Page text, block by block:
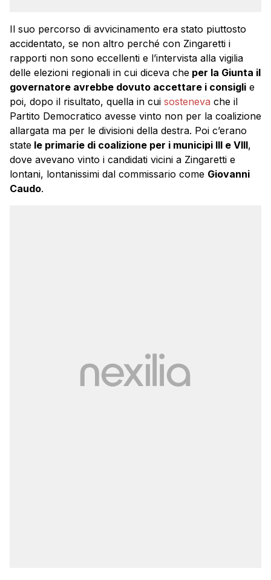
Il suo percorso di avvicinamento era stato piuttosto
accidentato, se non altro perché con Zingaretti i
rapporti non sono eccellenti e l’intervista alla vigilia
delle elezioni regionali in cui diceva che per la Giunta il
governatore avrebbe dovuto accettare i consigli e
poi, dopo il risultato, quella in cui sosteneva che il
Partito Democratico avesse vinto non per la coalizione
allargata ma per le divisioni della destra. Poi c’erano
state le primarie di coalizione per i municipi III e VIII,
dove avevano vinto i candidati vicini a Zingaretti e
lontani, lontanissimi dal commissario come Giovanni
Caudo.